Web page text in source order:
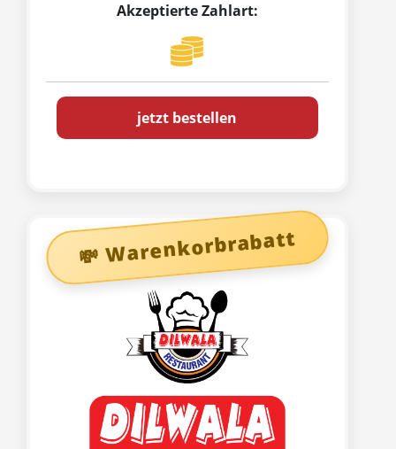
Akzeptierte Zahlart:
jetzt bestellen
💸 Warenkorbrabatt